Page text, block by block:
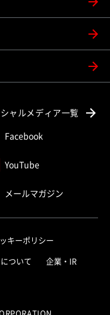
ャルメディア一覧
Facebook
YouTube
メールマガジン
キーポリシー
ついて 企業・IR